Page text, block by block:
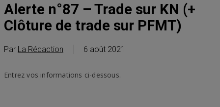
Alerte n°87 – Trade sur KN (+
Clôture de trade sur PFMT)
Par La Rédaction 6 août 2021
Entrez vos informations ci-dessous.